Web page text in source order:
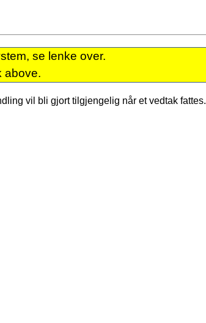
se lenke over.
above.
vil bli gjort tilgjengelig når et vedtak fattes.